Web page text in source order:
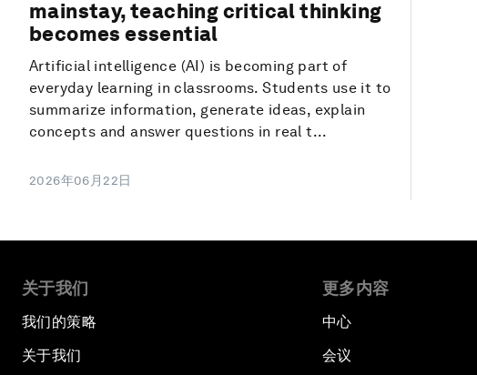
mainstay, teaching critical thinking
becomes essential
Artificial intelligence (AI) is becoming part of
everyday learning in classrooms. Students use it to
summarize information, generate ideas, explain
concepts and answer questions in real t...
2026年06月22日
关于我们
我们的策略
关于我们
更多内容
中心
会议